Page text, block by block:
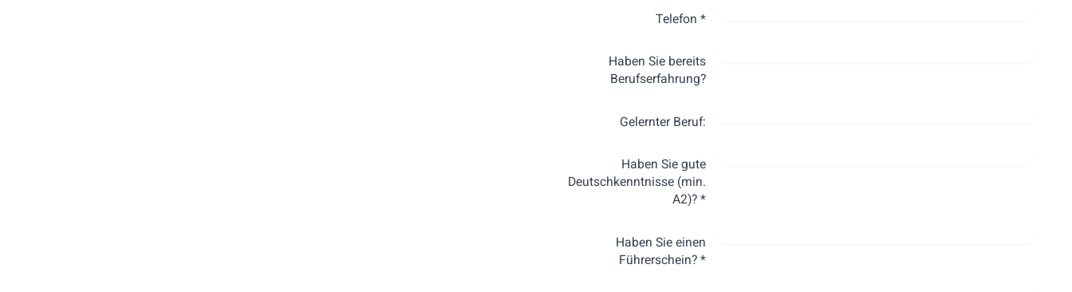
Telefon *
Haben Sie bereits
Berufserfahrung?
Gelernter Beruf:
Haben Sie gute
Deutschkenntnisse (min.
A2)? *
Haben Sie einen
Führerschein? *